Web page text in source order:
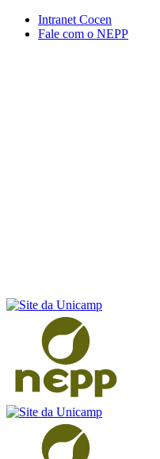
Conteúdo principal Menu
Intranet Cocen
Fale com o NEPP